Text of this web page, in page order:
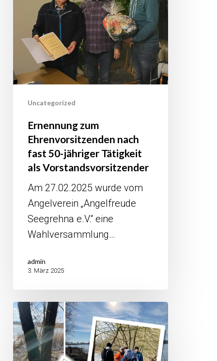
jähriger
Tätigkeit
als
Uncategorized
Ernennung zum
Ehrenvorsitzenden nach
fast 50-jähriger Tätigkeit
als Vorstandsvorsitzender
Am 27.02.2025 wurde vom
Angelverein „Angelfreude
Seegrehna e.V.“ eine
Wahlversammlung…
admin
3. März 2025
Erfolgreicher
Arbeitseinsatz
des
Angler-